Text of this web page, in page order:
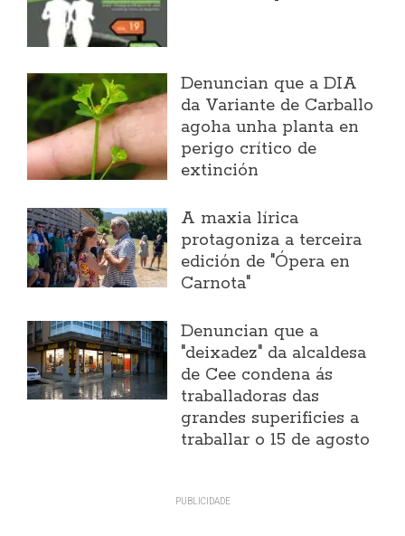
Denuncian que a DIA
da Variante de Carballo
agoha unha planta en
perigo crítico de
extinción
A maxia lírica
protagoniza a terceira
edición de "Ópera en
Carnota"
Denuncian que a
"deixadez" da alcaldesa
de Cee condena ás
traballadoras das
grandes superificies a
traballar o 15 de agosto